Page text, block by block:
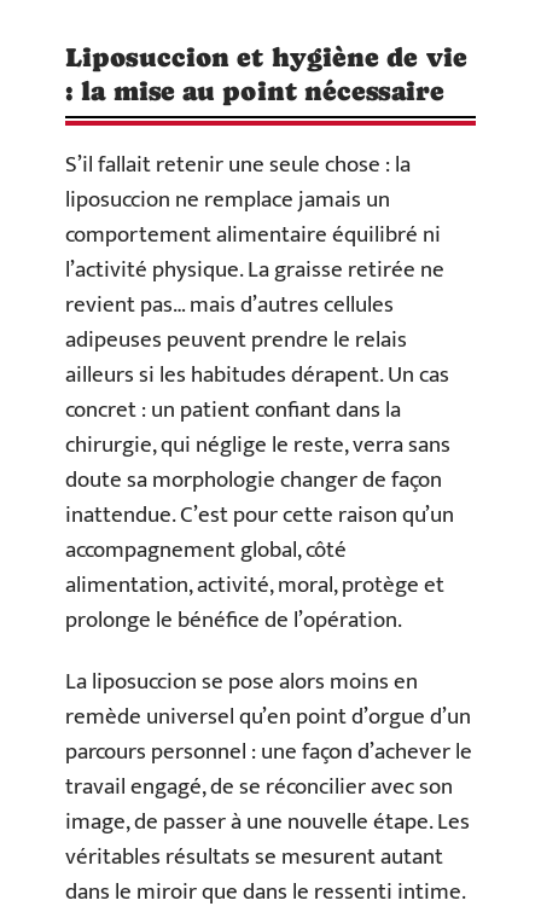
Liposuccion et hygiène de vie
: la mise au point nécessaire
S’il fallait retenir une seule chose : la
liposuccion ne remplace jamais un
comportement alimentaire équilibré ni
l’activité physique. La graisse retirée ne
revient pas… mais d’autres cellules
adipeuses peuvent prendre le relais
ailleurs si les habitudes dérapent. Un cas
concret : un patient confiant dans la
chirurgie, qui néglige le reste, verra sans
doute sa morphologie changer de façon
inattendue. C’est pour cette raison qu’un
accompagnement global, côté
alimentation, activité, moral, protège et
prolonge le bénéfice de l’opération.
La liposuccion se pose alors moins en
remède universel qu’en point d’orgue d’un
parcours personnel : une façon d’achever le
travail engagé, de se réconcilier avec son
image, de passer à une nouvelle étape. Les
véritables résultats se mesurent autant
dans le miroir que dans le ressenti intime.